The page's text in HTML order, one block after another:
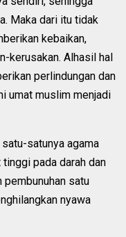
Maka dari itu tidak
kebaikan,
kerusakan. Alhasil hal
perlindungan dan
umat muslim menjadi
satunya agama
pada darah dan
pembunuhan satu
nyawa